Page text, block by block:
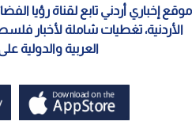
موقع إخباري أردني تابع لقناة رؤيا
الأردنية، تغطيات شاملة لأخبار
العربية والدولية